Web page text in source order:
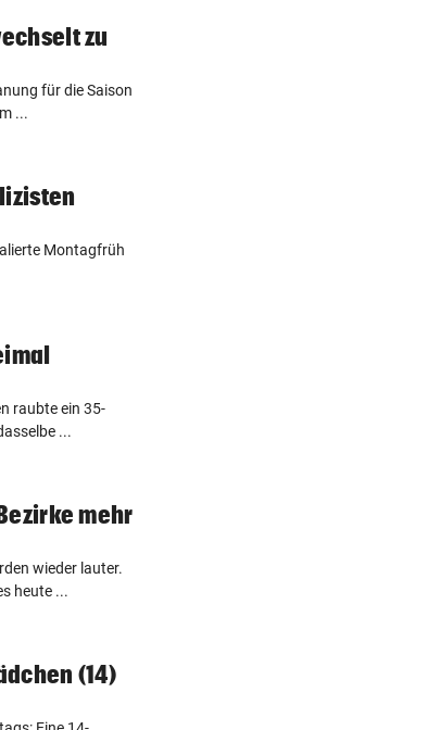
zu
für die Saison
...
Montagfrüh
raubte ein 35-
...
mehr
wieder lauter.
heute ...
(14)